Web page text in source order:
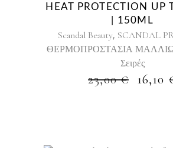
HEAT PROTECTION UP
| 150ML
Scandal Beauty, SCANDAL
ΘΕΡΜΟΠΡΟΣΤΑΣΙΑ
Σειρές
23,00€ 16,10